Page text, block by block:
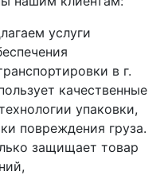
услуги
в г.
качественные
упаковки,
повреждения груза.
защищает товар